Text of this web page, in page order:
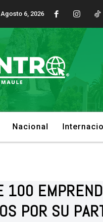
6, 2026
Nacional
100
POR SU